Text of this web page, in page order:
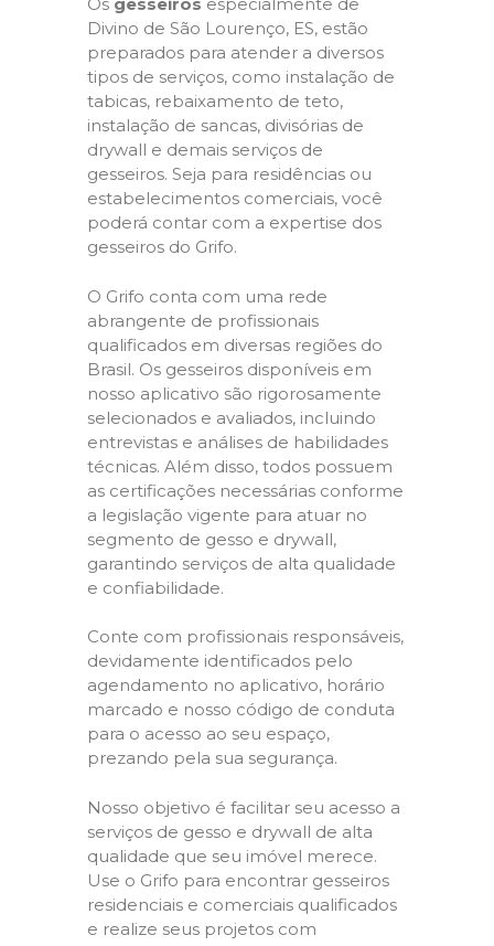
Divino de São Lourenço, ES, estão
preparados para atender a diversos
tipos de serviços, como instalação de
tabicas, rebaixamento de teto,
instalação de sancas, divisórias de
drywall e demais serviços de
gesseiros. Seja para residências ou
estabelecimentos comerciais, você
poderá contar com a expertise dos
gesseiros do Grifo.
O Grifo conta com uma rede
abrangente de profissionais
qualificados em diversas regiões do
Brasil. Os gesseiros disponíveis em
nosso aplicativo são rigorosamente
selecionados e avaliados, incluindo
entrevistas e análises de habilidades
técnicas. Além disso, todos possuem
as certificações necessárias conforme
a legislação vigente para atuar no
segmento de gesso e drywall,
garantindo serviços de alta qualidade
e confiabilidade.
Conte com profissionais responsáveis,
devidamente identificados pelo
agendamento no aplicativo, horário
marcado e nosso código de conduta
para o acesso ao seu espaço,
prezando pela sua segurança.
Nosso objetivo é facilitar seu acesso a
serviços de gesso e drywall de alta
qualidade que seu imóvel merece.
Use o Grifo para encontrar gesseiros
residenciais e comerciais qualificados
e realize seus projetos com